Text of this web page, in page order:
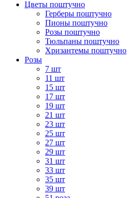
Цветы поштучно
Герберы поштучно
Пионы поштучно
Розы поштучно
Тюльпаны поштучно
Хризантемы поштучно
Розы
7 шт
11 шт
15 шт
17 шт
19 шт
21 шт
23 шт
25 шт
27 шт
29 шт
31 шт
33 шт
35 шт
39 шт